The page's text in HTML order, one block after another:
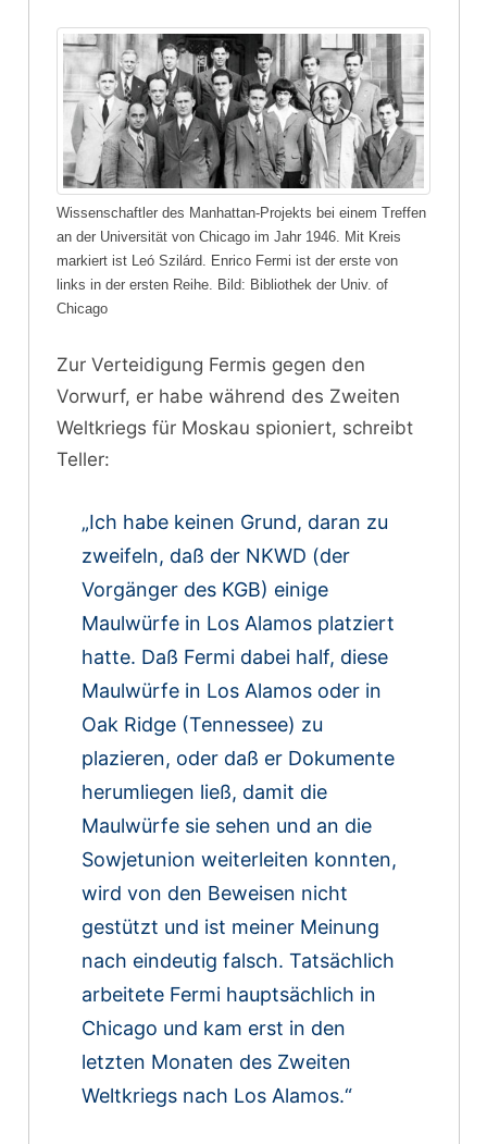
Wissenschaftler des Manhattan-Projekts bei einem Treffen
an der Universität von Chicago im Jahr 1946. Mit Kreis
markiert ist Leó Szilárd. Enrico Fermi ist der erste von
links in der ersten Reihe. Bild: Bibliothek der Univ. of
Chicago
Zur Verteidigung Fermis gegen den
Vorwurf, er habe während des Zweiten
Weltkriegs für Moskau spioniert, schreibt
Teller:
„Ich habe keinen Grund, daran zu
zweifeln, daß der NKWD (der
Vorgänger des KGB) einige
Maulwürfe in Los Alamos platziert
hatte. Daß Fermi dabei half, diese
Maulwürfe in Los Alamos oder in
Oak Ridge (Tennessee) zu
plazieren, oder daß er Dokumente
herumliegen ließ, damit die
Maulwürfe sie sehen und an die
Sowjetunion weiterleiten konnten,
wird von den Beweisen nicht
gestützt und ist meiner Meinung
nach eindeutig falsch. Tatsächlich
arbeitete Fermi hauptsächlich in
Chicago und kam erst in den
letzten Monaten des Zweiten
Weltkriegs nach Los Alamos.“